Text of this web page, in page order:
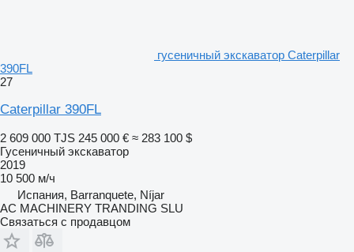
гусеничный экскаватор Caterpillar
390FL
27
Caterpillar 390FL
2 609 000 TJS 245 000 € ≈ 283 100 $
Гусеничный экскаватор
2019
10 500 м/ч
Испания, Barranquete, Níjar
AC MACHINERY TRANDING SLU
Связаться с продавцом